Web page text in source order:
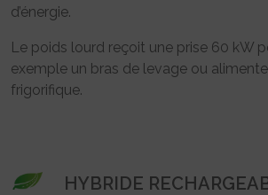
d’énergie.
Le poids lourd reçoit une prise 60 kW
exemple un bras de levage ou
frigorifique.
HYBRIDE